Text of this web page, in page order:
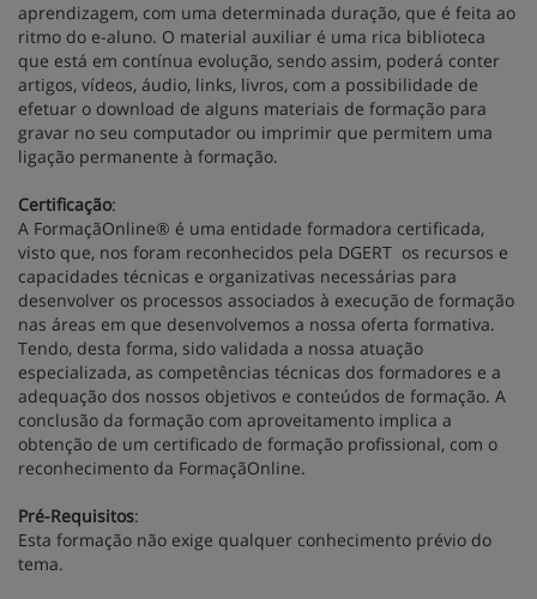
aprendizagem, com uma determinada duração, que é feita ao
ritmo do e-aluno. O material auxiliar é uma rica biblioteca
que está em contínua evolução, sendo assim, poderá conter
artigos, vídeos, áudio, links, livros, com a possibilidade de
efetuar o download de alguns materiais de formação para
gravar no seu computador ou imprimir que permitem uma
ligação permanente à formação.
Certificação:
A FormaçãOnline® é uma entidade formadora certificada,
visto que, nos foram reconhecidos pela DGERT os recursos e
capacidades técnicas e organizativas necessárias para
desenvolver os processos associados à execução de formação
nas áreas em que desenvolvemos a nossa oferta formativa.
Tendo, desta forma, sido validada a nossa atuação
especializada, as competências técnicas dos formadores e a
adequação dos nossos objetivos e conteúdos de formação. A
conclusão da formação com aproveitamento implica a
obtenção de um certificado de formação profissional, com o
reconhecimento da FormaçãOnline.
Pré-Requisitos:
Esta formação não exige qualquer conhecimento prévio do
tema.